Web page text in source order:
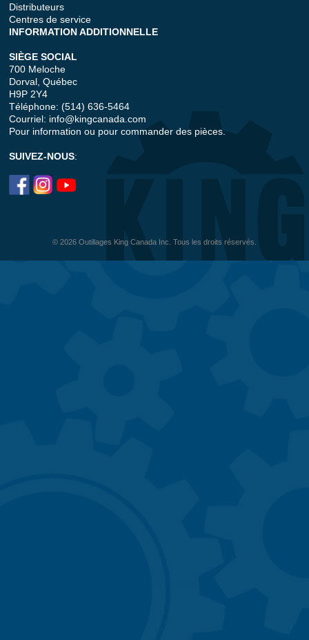
Distributeurs
Centres de service
INFORMATION ADDITIONNELLE
SIÈGE SOCIAL
700 Meloche
Dorval, Québec
H9P 2Y4
Téléphone: (514) 636-5464
Courriel: info@kingcanada.com
Pour information ou pour commander des pièces.
SUIVEZ-NOUS:
© 2026 Outillages King Canada Inc. Tous les droits réservés.